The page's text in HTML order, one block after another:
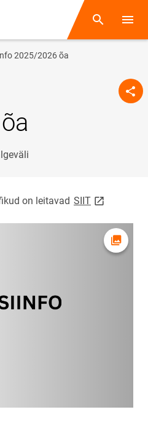
Otsing
2025/2026 õa
on leitavad SIITlink opens
Ava